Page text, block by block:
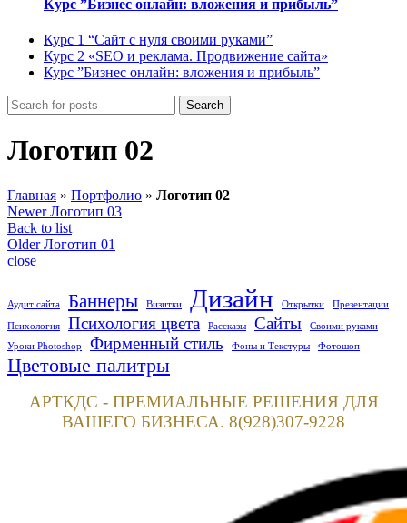
Курс ”Бизнес онлайн: вложения и прибыль”
Курс 1 “Сайт с нуля своими руками”
Курс 2 «SEO и реклама. Продвижение сайта»
Курс ”Бизнес онлайн: вложения и прибыль”
Search
Логотип 02
Главная » Портфолио » Логотип 02
Newer Логотип 03
Back to list
Older Логотип 01
close
Аудит сайта Баннеры Визитки Дизайн Открытки Презентации
Психология Психология цвета Рассказы Сайты
Своими руками
Уроки Photoshop
Фирменный стиль Фоны и Текстуры Фотошоп
Цветовые палитры
АРТКДС - ПРЕМИАЛЬНЫЕ РЕШЕНИЯ ДЛЯ
ВАШЕГО БИЗНЕСА. 8(928)307-9228